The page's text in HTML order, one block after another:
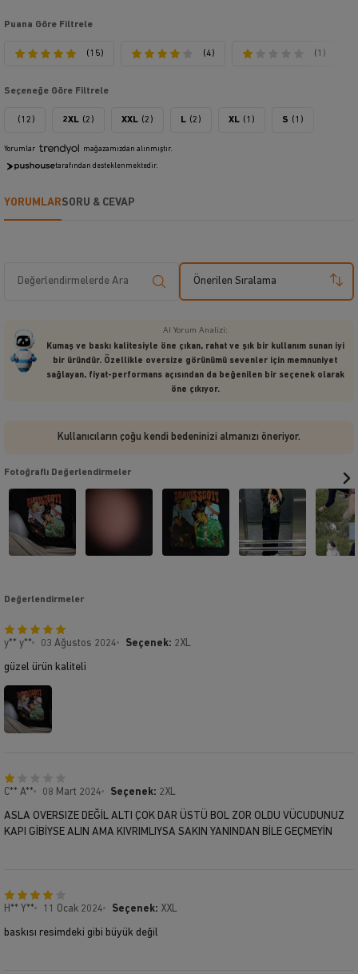
Puana Göre Filtrele
(15) (4) (1)
Seçeneğe Göre Filtrele
(12) 2XL (2) XXL (2) L (2) XL (1) S (1)
Yorumlar mağazamızdan alınmıştır.
tarafından desteklenmektedir.
YORUMLARSORU & CEVAP
Önerilen Sıralama
AI Yorum Analizi:
Kumaş ve baskı kalitesiyle öne çıkan, rahat ve şık bir kullanım sunan iyi
bir üründür. Özellikle oversize görünümü sevenler için memnuniyet
sağlayan, fiyat-performans açısından da beğenilen bir seçenek olarak
öne çıkıyor.
Kullanıcıların çoğu kendi bedeninizi almanızı öneriyor.
Fotoğraflı Değerlendirmeler
Değerlendirmeler
y** y** 03 Ağustos 2024 Seçenek: 2XL
güzel ürün kaliteli
C** A** 08 Mart 2024 Seçenek: 2XL
ASLA OVERSIZE DEĞİL ALTI ÇOK DAR ÜSTÜ BOL ZOR OLDU VÜCUDUNUZ
KAPI GİBİYSE ALIN AMA KIVRIMLIYSA SAKIN YANINDAN BİLE GEÇMEYİN
H** Y** 11 Ocak 2024 Seçenek: XXL
baskısı resimdeki gibi büyük değil